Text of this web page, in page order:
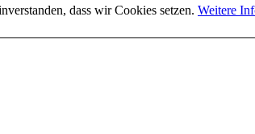
dass wir Cookies setzen. Weitere